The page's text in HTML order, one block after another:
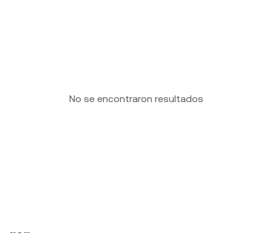
No se encontraron resultados
-- ~ --